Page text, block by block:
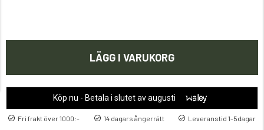
LÄGG I VARUKORG
Köp nu - Betala i slutet av augusti
Fri frakt över 1000:- 14 dagars ångerrätt Leveranstid 1-5dagar